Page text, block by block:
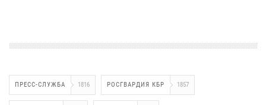
ПРЕСС-СЛУЖБА 1816 РОСГВАРДИЯ КБР 1857